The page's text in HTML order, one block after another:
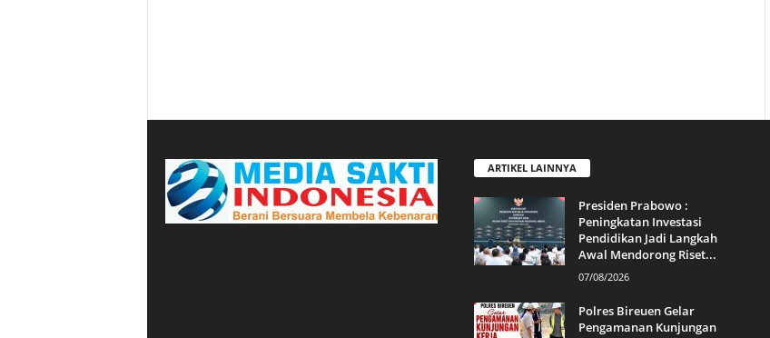
ARTIKEL LAINNYA
Presiden Prabowo :
Peningkatan Investasi
Pendidikan Jadi Langkah
Awal Mendorong Riset...
07/08/2026
Polres Bireuen Gelar
Pengamanan Kunjungan